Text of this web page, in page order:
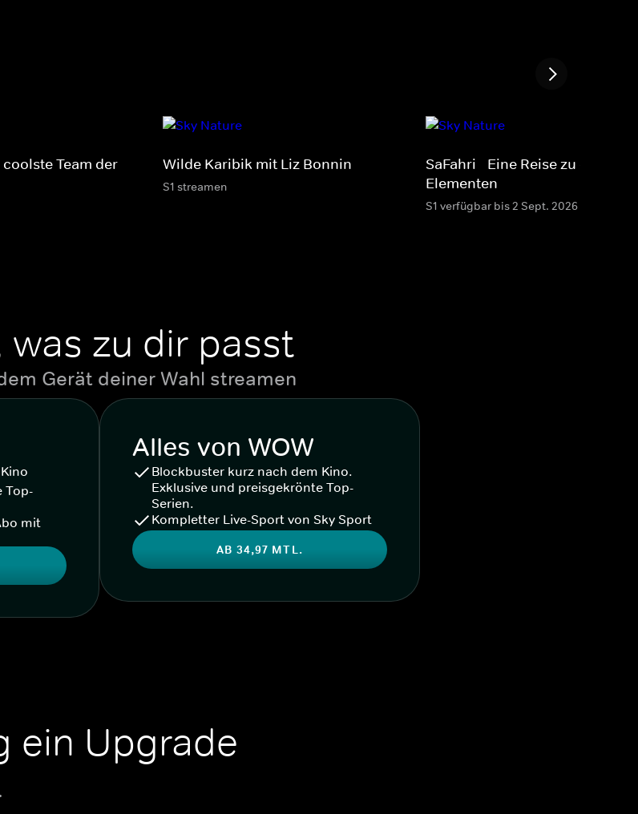
Team der
Wilde Karibik mit Liz Bonnin
S1 streamen
SaFahri - Eine Reise zu den
Elementen
S1 verfügbar bis 2 Sept. 2026
was zu dir passt
Gerät deiner Wahl streamen
Top-
mit
Alles von WOW
Blockbuster kurz nach dem Kino.
Exklusive und preisgekrönte Top-
Serien.
Kompletter Live-Sport von Sky Sport
AB 34,97 MTL.
ein Upgrade